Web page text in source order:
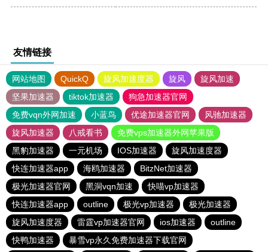
友情链接
网站地图 QuickQ 旋风加速度器 旋风
旋风加速
坚果加速器
tiktok加速器
狗急加速器官网
免费vqn外网加速
小蓝鸟 优途加速器官网
风驰加速器
旋风加速器
八戒看书
免费vps加速器外网苹果版
黑豹加速器
一元机场 IOS加速器
旋风加速度器
快连加速器app
海鸥加速器
BitzNet加速器
极光加速器官网
黑洞vqn加速
快喵vp加速器
快连加速器app
outline 极光vp加速器
极光加速器
旋风加速度器
雷霆vp加速器官网 ios加速器
outline
快鸭加速器
暴雪vp永久免费加速器下载官网